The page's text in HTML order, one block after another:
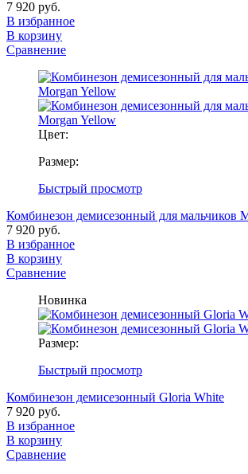
7 920 руб.
В избранное
В корзину
Сравнение
Цвет:
Размер:
Быстрый просмотр
Комбинезон демисезонный для мальчиков
7 920 руб.
В избранное
В корзину
Сравнение
Новинка
Размер:
Быстрый просмотр
Комбинезон демисезонный Gloria White
7 920 руб.
В избранное
В корзину
Сравнение